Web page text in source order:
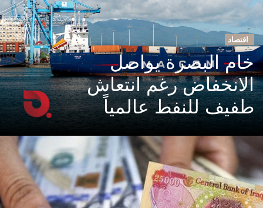
اقتصاد
خام البصرة يواصل
الانخفاض رغم انتعاش
طفيف للنفط عالمياً